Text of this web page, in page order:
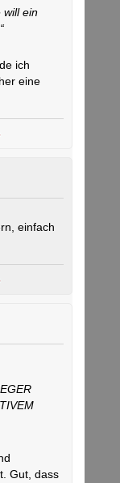
will ein
ich
eine
einfach
Gut, dass